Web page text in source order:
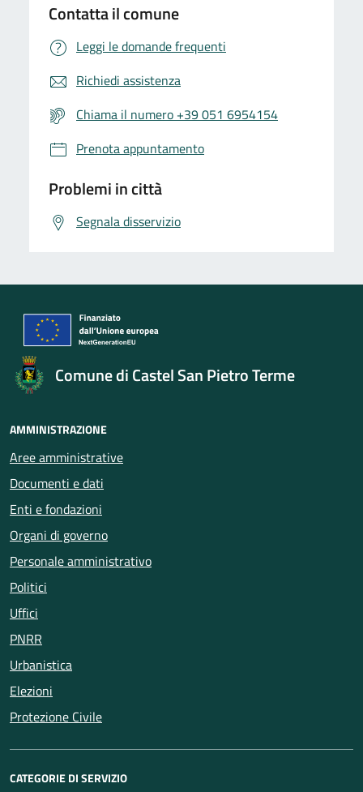
Contatta il comune
Leggi le domande frequenti
Richiedi assistenza
Chiama il numero +39 051 6954154
Prenota appuntamento
Problemi in città
Segnala disservizio
Comune di Castel San Pietro Terme
AMMINISTRAZIONE
Aree amministrative
Documenti e dati
Enti e fondazioni
Organi di governo
Personale amministrativo
Politici
Uffici
PNRR
Urbanistica
Elezioni
Protezione Civile
CATEGORIE DI SERVIZIO